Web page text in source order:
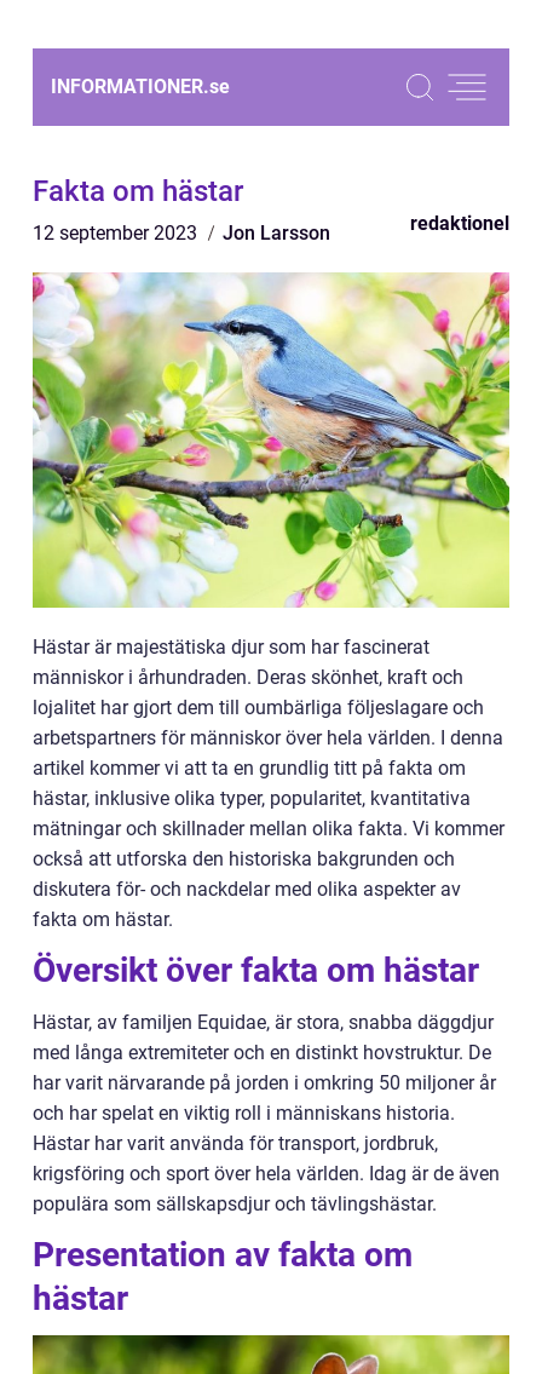
INFORMATIONER.se
Fakta om hästar
12 september 2023 Jon Larsson redaktionel
Hästar är majestätiska djur som har fascinerat
människor i århundraden. Deras skönhet, kraft och
lojalitet har gjort dem till oumbärliga följeslagare och
arbetspartners för människor över hela världen. I denna
artikel kommer vi att ta en grundlig titt på fakta om
hästar, inklusive olika typer, popularitet, kvantitativa
mätningar och skillnader mellan olika fakta. Vi kommer
också att utforska den historiska bakgrunden och
diskutera för- och nackdelar med olika aspekter av
fakta om hästar.
Översikt över fakta om hästar
Hästar, av familjen Equidae, är stora, snabba däggdjur
med långa extremiteter och en distinkt hovstruktur. De
har varit närvarande på jorden i omkring 50 miljoner år
och har spelat en viktig roll i människans historia.
Hästar har varit använda för transport, jordbruk,
krigsföring och sport över hela världen. Idag är de även
populära som sällskapsdjur och tävlingshästar.
Presentation av fakta om
hästar